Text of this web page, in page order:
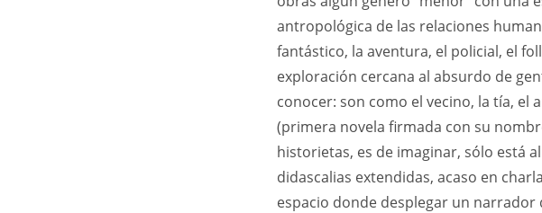
antropológica de las relaciones
fantástico, la aventura, el policial, el
exploración cercana al absurdo de
conocer: son como el vecino, la tía, el
(primera novela firmada con su
historietas, es de imaginar, sólo está
didascalias extendidas, acaso en
espacio donde desplegar un narrador